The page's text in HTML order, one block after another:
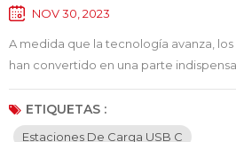
NOV 30, 2023
A medida que la tecnología avanza,
han convertido en una parte
Con la llegada de la "aplicación
ahora pueden administrar sus
más conveniente. Entonces, ¿qué
ETIQUETAS :
Estaciones De Carga USB C